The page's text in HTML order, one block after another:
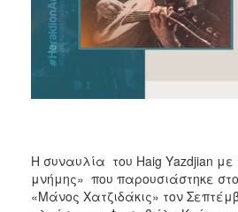
2010
2006
ΠΟΛΙΤΙΣΜΟΣ
Η συναυλία του Haig Υazdjian με
μνήμης» που παρουσιάστηκε
«Μάνος Χατζιδάκις» τον